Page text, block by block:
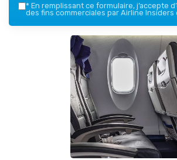
* En remplissant ce formulaire, j’accepte
des fins commerciales par Airline Insiders